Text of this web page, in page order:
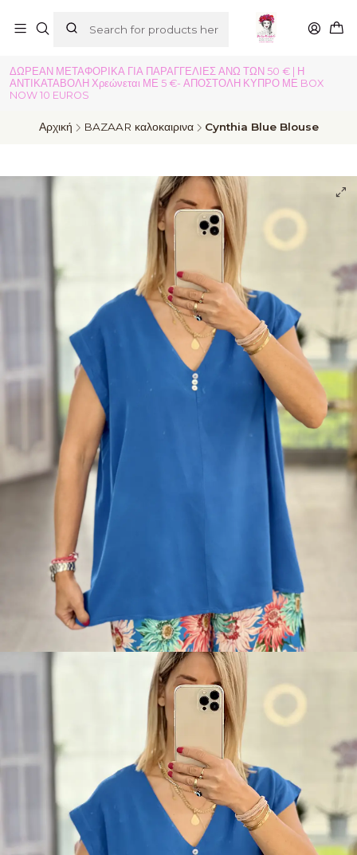
ΔΩΡΕΑΝ ΜΕΤΑΦΟΡΙΚΑ ΓΙΑ ΠΑΡΑΓΓΕΛΙΕΣ ΑΝΩ ΤΩΝ 50 € | Η
ΑΝΤΙΚΑΤΑΒΟΛΗ Χρεώνεται ΜΕ 5 €- ΑΠΟΣΤΟΛΗ ΚΥΠΡΟ ΜΕ BOX
NOW 10 EUROS
Αρχική BAZAAR καλοκαιρινα Cynthia Blue Blouse